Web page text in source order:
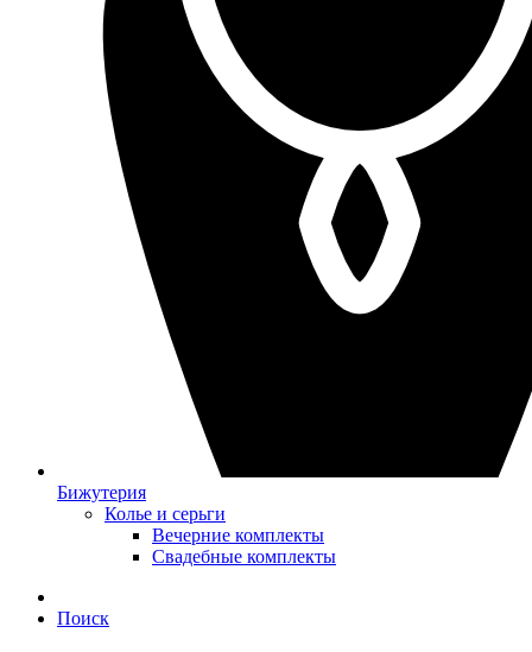
Бижутерия
Колье и серьги
Вечерние комплекты
Свадебные комплекты
Поиск